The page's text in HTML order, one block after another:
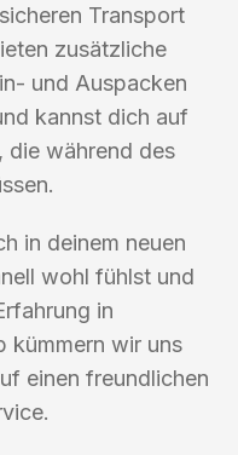
Transport
zusätzliche
und Auspacken
kannst dich auf
die während des
in deinem neuen
wohl fühlst und
in
kümmern wir uns
einen freundlichen